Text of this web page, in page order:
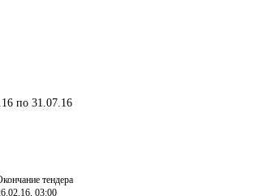
по 31.07.16
тендера
03:00